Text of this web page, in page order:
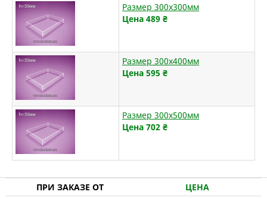
Размер 300х300мм
Цена 489 ₴
Размер 300х400мм
Цена 595 ₴
Размер 300х500мм
Цена 702 ₴
ПРИ ЗАКАЗЕ ОТ
ЦЕНА